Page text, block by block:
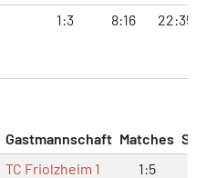
1:3 8:16 22:35
Gastmannschaft Matches
TC Friolzheim 1 1:5